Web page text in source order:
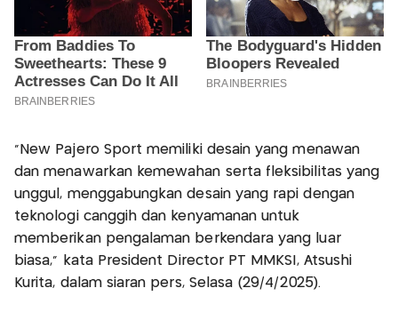
“New Pajero Sport memiliki desain yang menawan
dan menawarkan kemewahan serta fleksibilitas yang
unggul, menggabungkan desain yang rapi dengan
teknologi canggih dan kenyamanan untuk
memberikan pengalaman berkendara yang luar
biasa,” kata President Director PT MMKSI, Atsushi
Kurita, dalam siaran pers, Selasa (29/4/2025).